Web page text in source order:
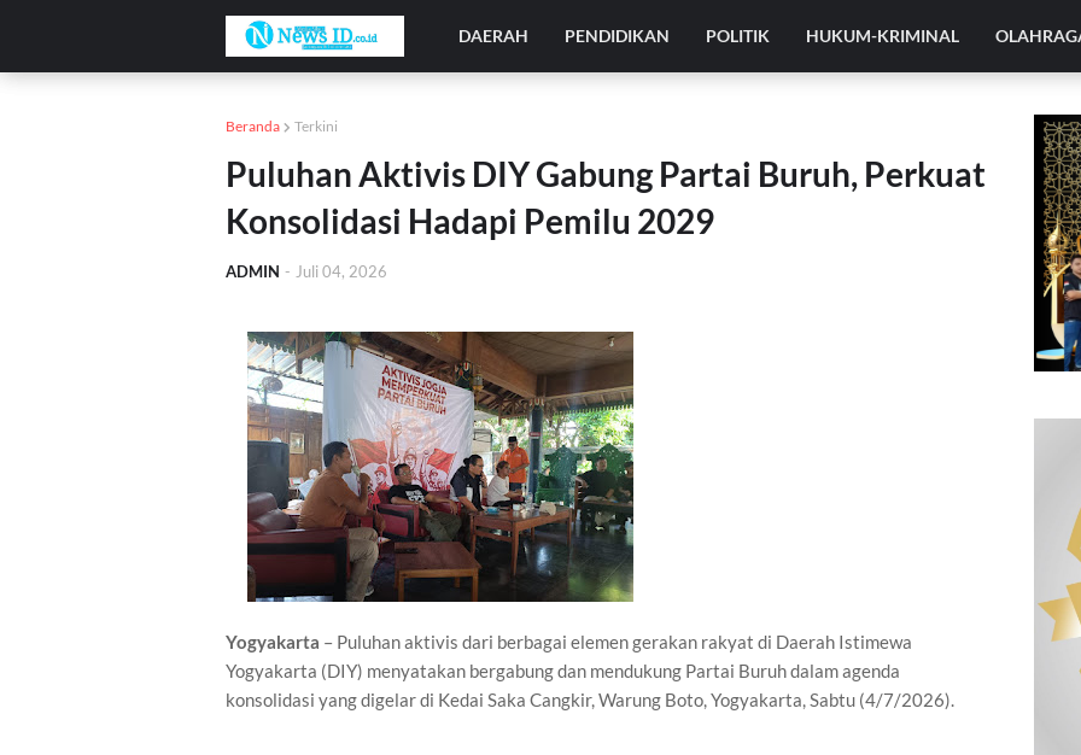
DAERAH PENDIDIKAN POLITIK HUKUM-KRIMINAL
Beranda Terkini
Puluhan Aktivis DIY Gabung Partai Buruh, Perkuat
Konsolidasi Hadapi Pemilu 2029
ADMIN - Juli 04, 2026
Yogyakarta – Puluhan aktivis dari berbagai elemen gerakan rakyat di Daerah Istimewa
Yogyakarta (DIY) menyatakan bergabung dan mendukung Partai Buruh dalam agenda
konsolidasi yang digelar di Kedai Saka Cangkir, Warung Boto, Yogyakarta, Sabtu (4/7/2026).